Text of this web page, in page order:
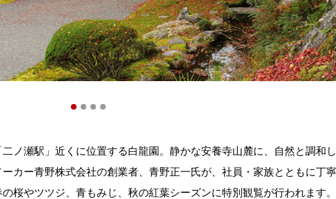
ノ瀬駅」近くに位置する白龍園。静かな安養寺山麓に、自然と調和
カー青野株式会社の創業者、青野正一氏が、社員・家族とともに丁
桜やツツジ、青もみじ、秋の紅葉シーズンに特別観覧が行われます